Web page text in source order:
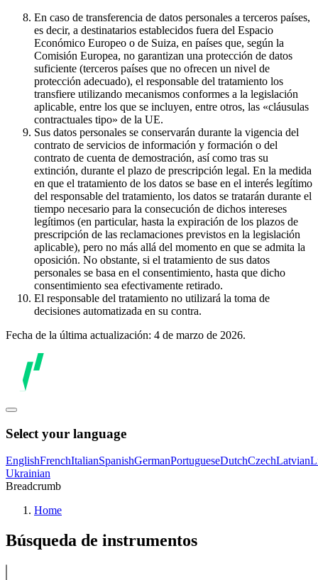
En caso de transferencia de datos personales a terceros países,
es decir, a destinatarios establecidos fuera del Espacio
Económico Europeo o de Suiza, en países que, según la
Comisión Europea, no garantizan una protección de datos
suficiente (terceros países que no ofrecen un nivel de
protección adecuado), el responsable del tratamiento los
transfiere utilizando mecanismos conformes a la legislación
aplicable, entre los que se incluyen, entre otros, las «cláusulas
contractuales tipo» de la UE.
Sus datos personales se conservarán durante la vigencia del
contrato de servicios de información y formación o del
contrato de cuenta de demostración, así como tras su
extinción, durante el plazo de prescripción legal. En la medida
en que el tratamiento de los datos se base en el interés legítimo
del responsable del tratamiento, los datos se tratarán durante el
tiempo necesario para la consecución de dichos intereses
legítimos (en particular, hasta la expiración de los plazos de
prescripción de las reclamaciones previstos en la legislación
aplicable), pero no más allá del momento en que se admita la
oposición. No obstante, si el tratamiento de sus datos
personales se basa en el consentimiento, hasta que dicho
consentimiento sea efectivamente retirado.
El responsable del tratamiento no utilizará la toma de
decisiones automatizada en su contra.
Fecha de la última actualización: 4 de marzo de 2026.
Select your language
EnglishFrenchItalianSpanishGermanPortugueseDutchCzechLatvian
Ukrainian
Breadcrumb
Home
Búsqueda de instrumentos